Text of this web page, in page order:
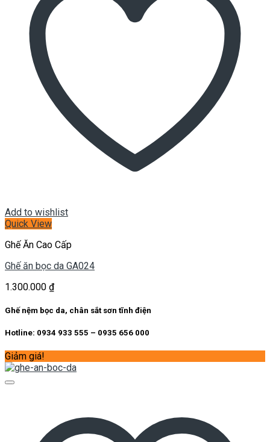
Add to wishlist
Quick View
Ghế Ăn Cao Cấp
Ghế ăn bọc da GA024
1.300.000 ₫
Ghế nệm bọc da, chân sắt sơn tĩnh điện
Hotline: 0934 933 555 – 0935 656 000
Giảm giá!